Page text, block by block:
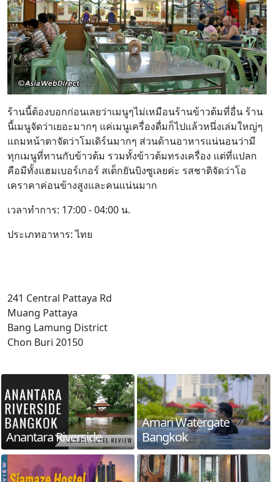
ร้านนี้ต้องบอกก่อนเลยว่าเมนูๆไม่เหมือนร้านข้าวต้มที่อื่น ร้าน
นี้เมนูจัดว่าเยอะมากๆ แค่เมนูเครื่องดื่มก็ไปแล้วหนึ่งเล่มใหญ่ๆ
แถมหน้าตาจัดว่าโมเดิร์นมากๆ ส่วนด้านอาหารแน่นอนว่ามี
ทุกเมนูที่ทานกับข้าวต้ม รวมทั้งข้าวต้มทรงเครื่อง แต่ที่แปลก
คือมีทั้งแฮมเบอร์เกอร์ สเต็กยันบิงซูเลยค่ะ รสชาติจัดว่าโอ
เคราคาค่อนข้างสูงและคนแน่นมาก
เวลาทำการ: 17:00 - 04:00 น.
ประเภทอาหาร: ไทย
241 Central Pattaya Rd
Muang Pattaya
Bang Lamung District
Chon Buri 20150
Anantara Riverside
Amari Watergate
Bangkok